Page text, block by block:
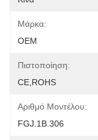
Μάρκα:
OEM
Πιστοποίηση:
CE,ROHS
Αριθμό Μοντέλου:
FGJ.1B.306